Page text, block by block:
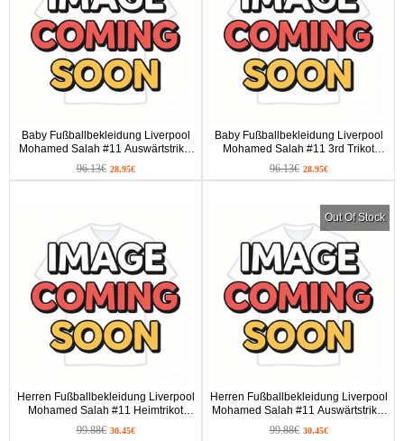
Baby Fußballbekleidung Liverpool
Mohamed Salah #11 Auswärtstrikot
2026-27 Kurzarm (+ kurze hosen)
96.13€ 28.95€
Baby Fußballbekleidung Liverpool
Mohamed Salah #11 3rd Trikot
2026-27 Kurzarm (+ kurze hosen)
96.13€ 28.95€
Herren Fußballbekleidung Liverpool
Mohamed Salah #11 Heimtrikot
2026-27 Kurzarm
99.88€ 30.45€
Out Of Stock
Herren Fußballbekleidung Liverpool
Mohamed Salah #11 Auswärtstrikot
2026-27 Kurzarm
99.88€ 30.45€